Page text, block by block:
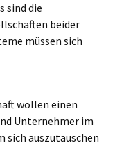
sind die
beider
müssen sich
wollen einen
Unternehmer im
sich auszutauschen